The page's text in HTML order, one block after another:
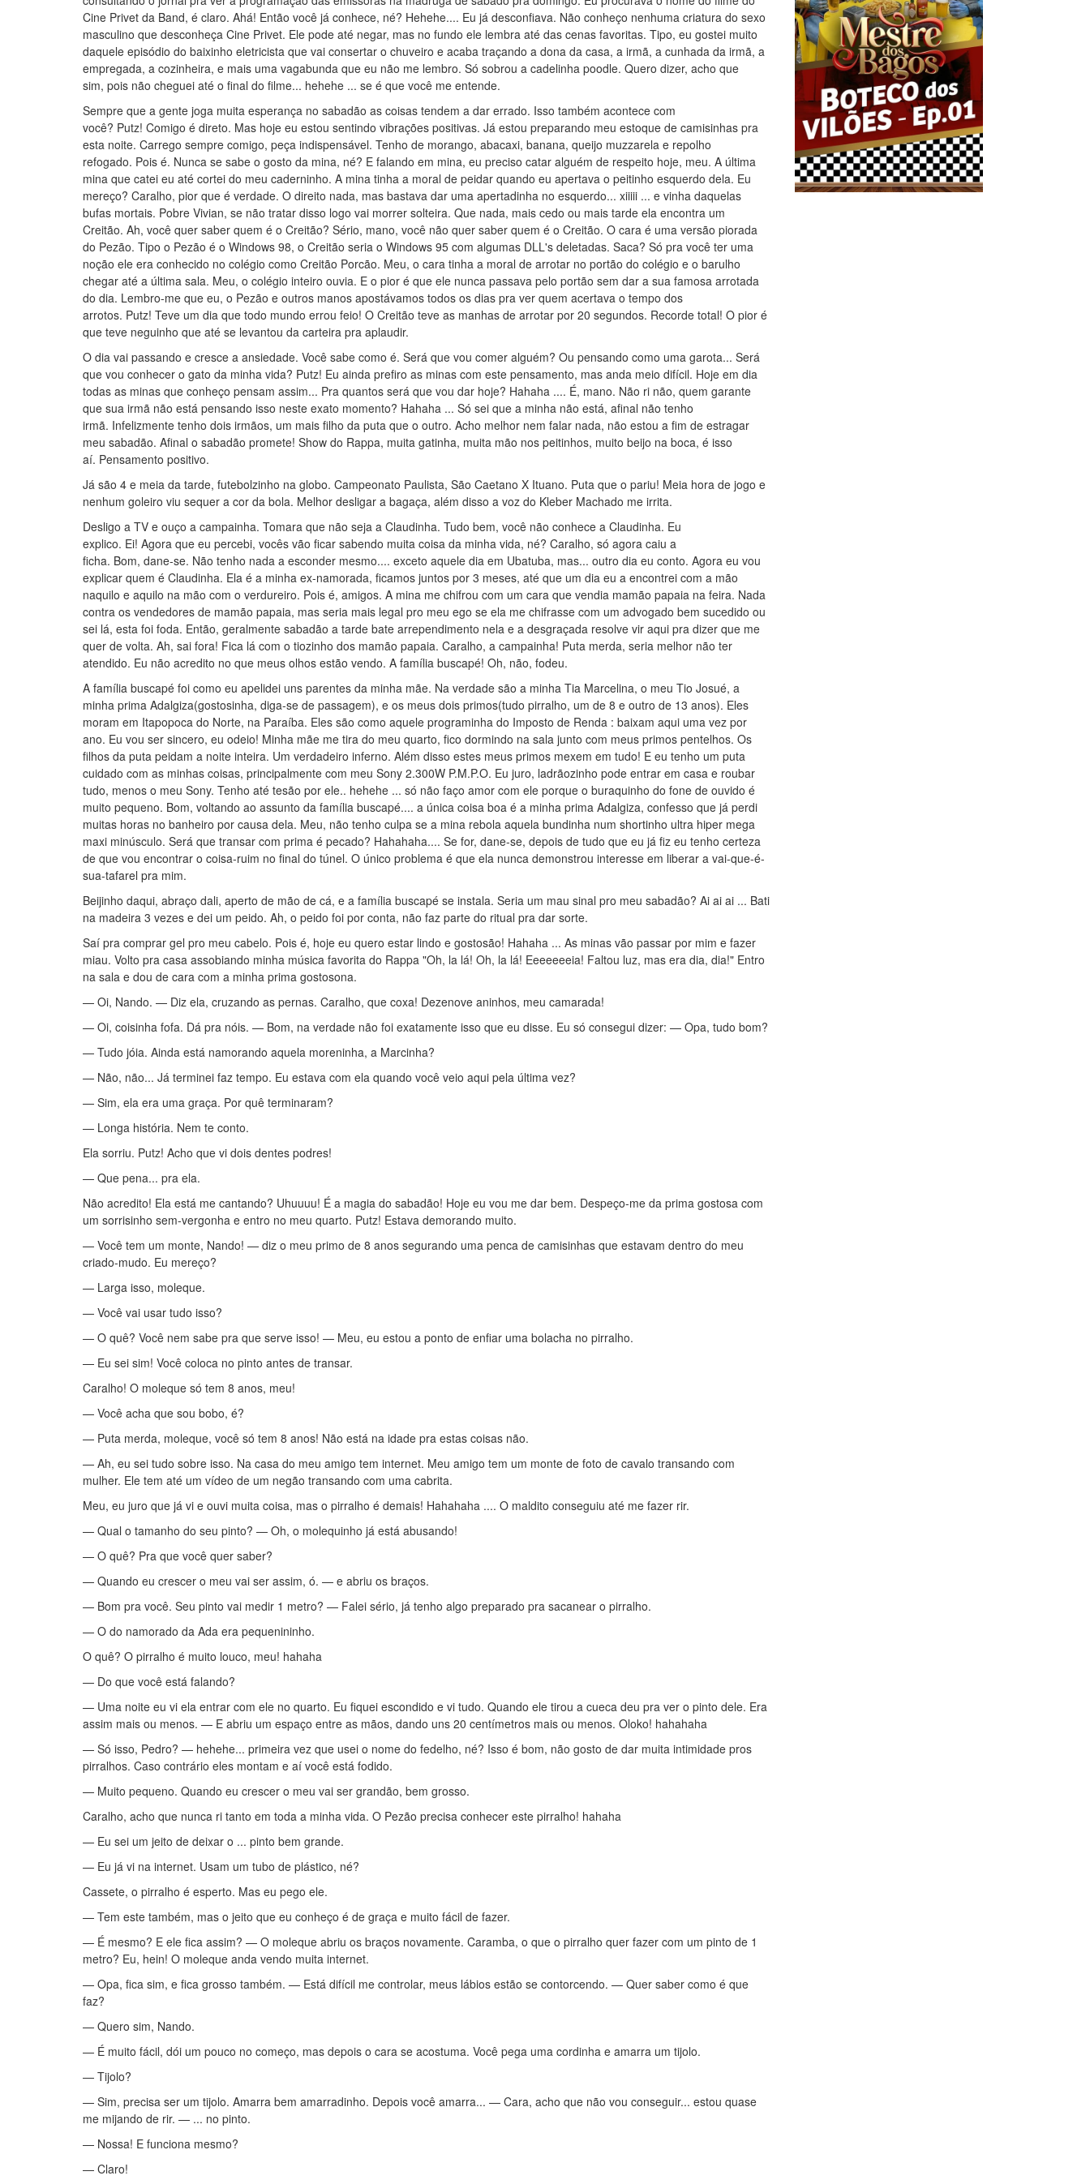
Cine Privet da Band, é claro. Ahá! Então você já conhece, né? Hehehe.... Eu já desconfiava. Não conheço nenhuma criatura do sexo
masculino que desconheça Cine Privet. Ele pode até negar, mas no fundo ele lembra até das cenas favoritas. Tipo, eu gostei muito
daquele episódio do baixinho eletricista que vai consertar o chuveiro e acaba traçando a dona da casa, a irmã, a cunhada da irmã, a
empregada, a cozinheira, e mais uma vagabunda que eu não me lembro. Só sobrou a cadelinha poodle. Quero dizer, acho que
sim, pois não cheguei até o final do filme... hehehe ... se é que você me entende.
Sempre que a gente joga muita esperança no sabadão as coisas tendem a dar errado. Isso também acontece com
você? Putz! Comigo é direto. Mas hoje eu estou sentindo vibrações positivas. Já estou preparando meu estoque de camisinhas pra
esta noite. Carrego sempre comigo, peça indispensável. Tenho de morango, abacaxi, banana, queijo muzzarela e repolho
refogado. Pois é. Nunca se sabe o gosto da mina, né? E falando em mina, eu preciso catar alguém de respeito hoje, meu. A última
mina que catei eu até cortei do meu caderninho. A mina tinha a moral de peidar quando eu apertava o peitinho esquerdo dela. Eu
mereço? Caralho, pior que é verdade. O direito nada, mas bastava dar uma apertadinha no esquerdo... xiiiii ... e vinha daquelas
bufas mortais. Pobre Vivian, se não tratar disso logo vai morrer solteira. Que nada, mais cedo ou mais tarde ela encontra um
Creitão. Ah, você quer saber quem é o Creitão? Sério, mano, você não quer saber quem é o Creitão. O cara é uma versão piorada
do Pezão. Tipo o Pezão é o Windows 98, o Creitão seria o Windows 95 com algumas DLL's deletadas. Saca? Só pra você ter uma
noção ele era conhecido no colégio como Creitão Porcão. Meu, o cara tinha a moral de arrotar no portão do colégio e o barulho
chegar até a última sala. Meu, o colégio inteiro ouvia. E o pior é que ele nunca passava pelo portão sem dar a sua famosa arrotada
do dia. Lembro-me que eu, o Pezão e outros manos apostávamos todos os dias pra ver quem acertava o tempo dos
arrotos. Putz! Teve um dia que todo mundo errou feio! O Creitão teve as manhas de arrotar por 20 segundos. Recorde total! O pior é
que teve neguinho que até se levantou da carteira pra aplaudir.
O dia vai passando e cresce a ansiedade. Você sabe como é. Será que vou comer alguém? Ou pensando como uma garota... Será
que vou conhecer o gato da minha vida? Putz! Eu ainda prefiro as minas com este pensamento, mas anda meio difícil. Hoje em dia
todas as minas que conheço pensam assim... Pra quantos será que vou dar hoje? Hahaha .... É, mano. Não ri não, quem garante
que sua irmã não está pensando isso neste exato momento? Hahaha ... Só sei que a minha não está, afinal não tenho
irmã. Infelizmente tenho dois irmãos, um mais filho da puta que o outro. Acho melhor nem falar nada, não estou a fim de estragar
meu sabadão. Afinal o sabadão promete! Show do Rappa, muita gatinha, muita mão nos peitinhos, muito beijo na boca, é isso
aí. Pensamento positivo.
Já são 4 e meia da tarde, futebolzinho na globo. Campeonato Paulista, São Caetano X Ituano. Puta que o pariu! Meia hora de jogo e
nenhum goleiro viu sequer a cor da bola. Melhor desligar a bagaça, além disso a voz do Kleber Machado me irrita.
Desligo a TV e ouço a campainha. Tomara que não seja a Claudinha. Tudo bem, você não conhece a Claudinha. Eu
explico. Ei! Agora que eu percebi, vocês vão ficar sabendo muita coisa da minha vida, né? Caralho, só agora caiu a
ficha. Bom, dane-se. Não tenho nada a esconder mesmo.... exceto aquele dia em Ubatuba, mas... outro dia eu conto. Agora eu vou
explicar quem é Claudinha. Ela é a minha ex-namorada, ficamos juntos por 3 meses, até que um dia eu a encontrei com a mão
naquilo e aquilo na mão com o verdureiro. Pois é, amigos. A mina me chifrou com um cara que vendia mamão papaia na feira. Nada
contra os vendedores de mamão papaia, mas seria mais legal pro meu ego se ela me chifrasse com um advogado bem sucedido ou
sei lá, esta foi foda. Então, geralmente sabadão a tarde bate arrependimento nela e a desgraçada resolve vir aqui pra dizer que me
quer de volta. Ah, sai fora! Fica lá com o tiozinho dos mamão papaia. Caralho, a campainha! Puta merda, seria melhor não ter
atendido. Eu não acredito no que meus olhos estão vendo. A família buscapé! Oh, não, fodeu.
A família buscapé foi como eu apelidei uns parentes da minha mãe. Na verdade são a minha Tia Marcelina, o meu Tio Josué, a
minha prima Adalgiza(gostosinha, diga-se de passagem), e os meus dois primos(tudo pirralho, um de 8 e outro de 13 anos). Eles
moram em Itapopoca do Norte, na Paraíba. Eles são como aquele programinha do Imposto de Renda : baixam aqui uma vez por
ano. Eu vou ser sincero, eu odeio! Minha mãe me tira do meu quarto, fico dormindo na sala junto com meus primos pentelhos. Os
filhos da puta peidam a noite inteira. Um verdadeiro inferno. Além disso estes meus primos mexem em tudo! E eu tenho um puta
cuidado com as minhas coisas, principalmente com meu Sony 2.300W P.M.P.O. Eu juro, ladrãozinho pode entrar em casa e roubar
tudo, menos o meu Sony. Tenho até tesão por ele.. hehehe ... só não faço amor com ele porque o buraquinho do fone de ouvido é
muito pequeno. Bom, voltando ao assunto da família buscapé.... a única coisa boa é a minha prima Adalgiza, confesso que já perdi
muitas horas no banheiro por causa dela. Meu, não tenho culpa se a mina rebola aquela bundinha num shortinho ultra hiper mega
maxi minúsculo. Será que transar com prima é pecado? Hahahaha.... Se for, dane-se, depois de tudo que eu já fiz eu tenho certeza
de que vou encontrar o coisa-ruim no final do túnel. O único problema é que ela nunca demonstrou interesse em liberar a vai-que-é-
sua-tafarel pra mim.
Beijinho daqui, abraço dali, aperto de mão de cá, e a família buscapé se instala. Seria um mau sinal pro meu sabadão? Ai ai ai ... Bati
na madeira 3 vezes e dei um peido. Ah, o peido foi por conta, não faz parte do ritual pra dar sorte.
Saí pra comprar gel pro meu cabelo. Pois é, hoje eu quero estar lindo e gostosão! Hahaha ... As minas vão passar por mim e fazer
miau. Volto pra casa assobiando minha música favorita do Rappa "Oh, la lá! Oh, la lá! Eeeeeeeia! Faltou luz, mas era dia, dia!" Entro
na sala e dou de cara com a minha prima gostosona.
— Oi, Nando. — Diz ela, cruzando as pernas. Caralho, que coxa! Dezenove aninhos, meu camarada!
— Oi, coisinha fofa. Dá pra nóis. — Bom, na verdade não foi exatamente isso que eu disse. Eu só consegui dizer: — Opa, tudo bom?
— Tudo jóia. Ainda está namorando aquela moreninha, a Marcinha?
— Não, não... Já terminei faz tempo. Eu estava com ela quando você veio aqui pela última vez?
— Sim, ela era uma graça. Por quê terminaram?
— Longa história. Nem te conto.
Ela sorriu. Putz! Acho que vi dois dentes podres!
— Que pena... pra ela.
Não acredito! Ela está me cantando? Uhuuuu! É a magia do sabadão! Hoje eu vou me dar bem. Despeço-me da prima gostosa com
um sorrisinho sem-vergonha e entro no meu quarto. Putz! Estava demorando muito.
— Você tem um monte, Nando! — diz o meu primo de 8 anos segurando uma penca de camisinhas que estavam dentro do meu
criado-mudo. Eu mereço?
— Larga isso, moleque.
— Você vai usar tudo isso?
— O quê? Você nem sabe pra que serve isso! — Meu, eu estou a ponto de enfiar uma bolacha no pirralho.
— Eu sei sim! Você coloca no pinto antes de transar.
Caralho! O moleque só tem 8 anos, meu!
— Você acha que sou bobo, é?
— Puta merda, moleque, você só tem 8 anos! Não está na idade pra estas coisas não.
— Ah, eu sei tudo sobre isso. Na casa do meu amigo tem internet. Meu amigo tem um monte de foto de cavalo transando com
mulher. Ele tem até um vídeo de um negão transando com uma cabrita.
Meu, eu juro que já vi e ouvi muita coisa, mas o pirralho é demais! Hahahaha .... O maldito conseguiu até me fazer rir.
— Qual o tamanho do seu pinto? — Oh, o molequinho já está abusando!
— O quê? Pra que você quer saber?
— Quando eu crescer o meu vai ser assim, ó. — e abriu os braços.
— Bom pra você. Seu pinto vai medir 1 metro? — Falei sério, já tenho algo preparado pra sacanear o pirralho.
— O do namorado da Ada era pequenininho.
O quê? O pirralho é muito louco, meu! hahaha
— Do que você está falando?
— Uma noite eu vi ela entrar com ele no quarto. Eu fiquei escondido e vi tudo. Quando ele tirou a cueca deu pra ver o pinto dele. Era
assim mais ou menos. — E abriu um espaço entre as mãos, dando uns 20 centímetros mais ou menos. Oloko! hahahaha
— Só isso, Pedro? — hehehe... primeira vez que usei o nome do fedelho, né? Isso é bom, não gosto de dar muita intimidade pros
pirralhos. Caso contrário eles montam e aí você está fodido.
— Muito pequeno. Quando eu crescer o meu vai ser grandão, bem grosso.
Caralho, acho que nunca ri tanto em toda a minha vida. O Pezão precisa conhecer este pirralho! hahaha
— Eu sei um jeito de deixar o ... pinto bem grande.
— Eu já vi na internet. Usam um tubo de plástico, né?
Cassete, o pirralho é esperto. Mas eu pego ele.
— Tem este também, mas o jeito que eu conheço é de graça e muito fácil de fazer.
— É mesmo? E ele fica assim? — O moleque abriu os braços novamente. Caramba, o que o pirralho quer fazer com um pinto de 1
metro? Eu, hein! O moleque anda vendo muita internet.
— Opa, fica sim, e fica grosso também. — Está difícil me controlar, meus lábios estão se contorcendo. — Quer saber como é que
faz?
— Quero sim, Nando.
— É muito fácil, dói um pouco no começo, mas depois o cara se acostuma. Você pega uma cordinha e amarra um tijolo.
— Tijolo?
— Sim, precisa ser um tijolo. Amarra bem amarradinho. Depois você amarra... — Cara, acho que não vou conseguir... estou quase
me mijando de rir. — ... no pinto.
— Nossa! E funciona mesmo?
— Claro!